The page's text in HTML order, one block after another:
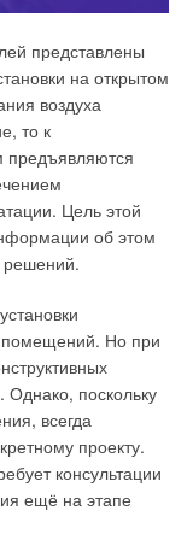
представлены
на открытом
воздуха
то к
предъявляются
Цель этой
об этом
решений.
помещений. Но при
поскольку
всегда
проекту.
консультации
ещё на этапе
Васильевич
окончив
современной
значение как
так и улучшения
Земле, согласно
век», для
других
сектора
обоснованные
основе